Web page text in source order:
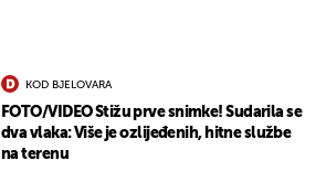
KOD BJELOVARA
FOTO/VIDEO Stižu prve snimke! Sudarila se
dva vlaka: Više je ozlijeđenih, hitne službe
na terenu